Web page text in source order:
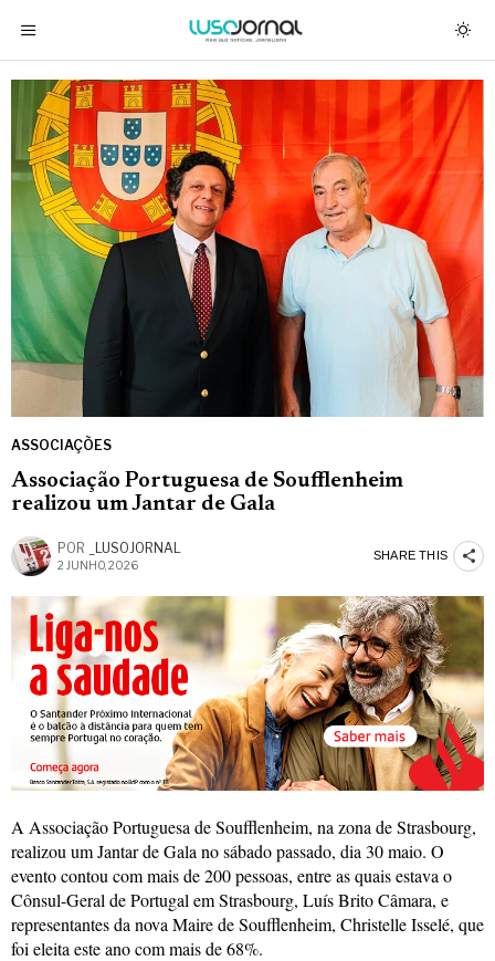
ASSOCIAÇÕES
Associação Portuguesa de Soufflenheim
realizou um Jantar de Gala
POR _LUSOJORNAL
2 JUNHO, 2026
SHARE THIS
A Associação Portuguesa de Soufflenheim, na zona de Strasbourg,
realizou um Jantar de Gala no sábado passado, dia 30 maio. O
evento contou com mais de 200 pessoas, entre as quais estava o
Cônsul-Geral de Portugal em Strasbourg, Luís Brito Câmara, e
representantes da nova Maire de Soufflenheim, Christelle Isselé, que
foi eleita este ano com mais de 68%.